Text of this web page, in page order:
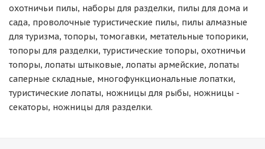
охотничьи пилы, наборы для разделки, пилы для дома и
сада, проволочные туристические пилы, пилы алмазные
для туризма, топоры, томогавки, метательные топорики,
топоры для разделки, туристические топоры, охотничьи
топоры, лопаты штыковые, лопаты армейские, лопаты
саперные складные, многофункциональные лопатки,
туристические лопаты, ножницы для рыбы, ножницы -
секаторы, ножницы для разделки.